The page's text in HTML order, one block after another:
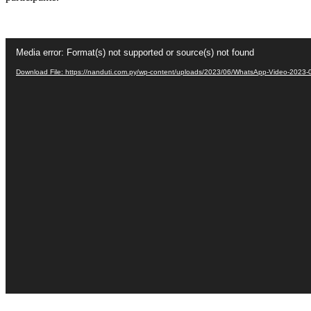
Player
Media error: Format(s) not supported or source(s) not found
Download File: https://nanduti.com.py/wp-content/uploads/2023/06/WhatsApp-Video-2023-